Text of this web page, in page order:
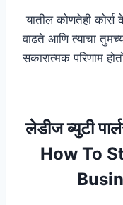
यातील कोणतेही
वाढते आणि त्याचा
सकारात्मक परिणाम
लेडीज ब्युटी
How To